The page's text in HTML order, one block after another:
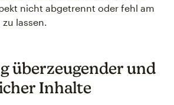
nicht abgetrennt oder fehl am
lassen.
überzeugender und
Inhalte